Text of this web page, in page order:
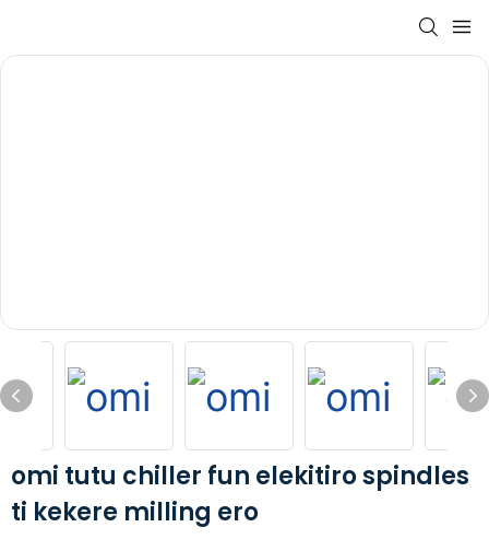
omi tutu chiller fun elekitiro spindles
ti kekere milling ero